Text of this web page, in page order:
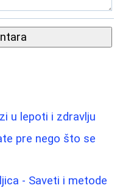
u lepoti i zdravlju
pre nego što se
- Saveti i metode